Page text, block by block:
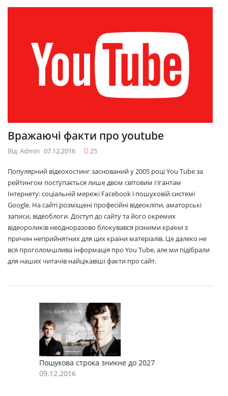
Вражаючі факти про youtube
Від: Admin 07.12.2016 25
Популярний відеохостинг заснований у 2005 році You Tube за
рейтингом поступається лише двом світовим гігантам
Інтернету: соціальній мережі Facebook і пошуковій системі
Google. На сайті розміщені професійні відеокліпи, аматорські
записи, відеоблоги. Доступ до сайту та його окремих
відеороликів неодноразово блокувався різними країни з
причин неприйнятних для цих країни матеріалів. Це далеко не
вся проголомшлива інформація про You Tube, але ми підібрали
для наших читачів найцікавіші факти про сайт.
Пошукова строка зникне до 2027
09.12.2016